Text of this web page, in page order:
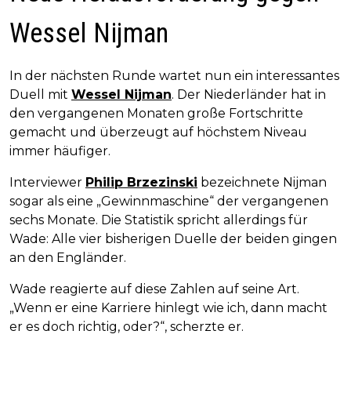
Wessel Nijman
In der nächsten Runde wartet nun ein interessantes
Duell mit Wessel Nijman. Der Niederländer hat in
den vergangenen Monaten große Fortschritte
gemacht und überzeugt auf höchstem Niveau
immer häufiger.
Interviewer Philip Brzezinski bezeichnete Nijman
sogar als eine „Gewinnmaschine“ der vergangenen
sechs Monate. Die Statistik spricht allerdings für
Wade: Alle vier bisherigen Duelle der beiden gingen
an den Engländer.
Wade reagierte auf diese Zahlen auf seine Art.
„Wenn er eine Karriere hinlegt wie ich, dann macht
er es doch richtig, oder?“, scherzte er.